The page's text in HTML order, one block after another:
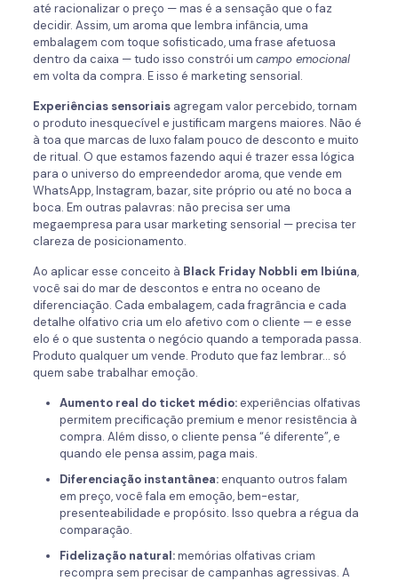
até racionalizar o preço — mas é a sensação que o faz
decidir. Assim, um aroma que lembra infância, uma
embalagem com toque sofisticado, uma frase afetuosa
dentro da caixa — tudo isso constrói um campo emocional
em volta da compra. E isso é marketing sensorial.
Experiências sensoriaisagregam valor percebido, tornam
o produto inesquecível e justificam margens maiores. Não é
à toa que marcas de luxo falam pouco de desconto e muito
de ritual. O que estamos fazendo aqui é trazer essa lógica
para o universo do empreendedor aroma, que vende em
WhatsApp, Instagram, bazar, site próprio ou até no boca a
boca. Em outras palavras: não precisa ser uma
megaempresa para usar marketing sensorial — precisa ter
clareza de posicionamento.
Ao aplicar esse conceito à Black Friday Nobbli em Ibiúna,
você sai do mar de descontos e entra no oceano de
diferenciação. Cada embalagem, cada fragrância e cada
detalhe olfativo cria um elo afetivo com o cliente — e esse
elo é o que sustenta o negócio quando a temporada passa.
Produto qualquer um vende. Produto que faz lembrar… só
quem sabe trabalhar emoção.
Aumento real do ticket médio:experiências olfativas
permitem precificação premium e menor resistência à
compra. Além disso, o cliente pensa “é diferente”, e
quando ele pensa assim, paga mais.
Diferenciação instantânea:enquanto outros falam
em preço, você fala em emoção, bem-estar,
presenteabilidade e propósito. Isso quebra a régua da
comparação.
Fidelização natural:memórias olfativas criam
recompra sem precisar de campanhas agressivas. A